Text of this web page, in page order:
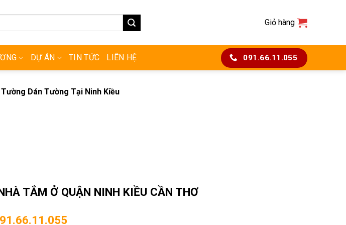
Giỏ hàng
DỰ ÁN TIN TỨC LIÊN HỆ 091.66.11.055
Dán Tường Tại Ninh Kiều
TẮM Ở QUẬN NINH KIỀU CẦN THƠ